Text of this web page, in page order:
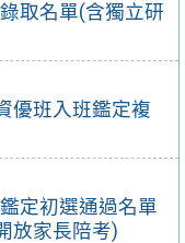
取名單(含獨立研
優班入班鑑定複
定初選通過名單
放家長陪考)